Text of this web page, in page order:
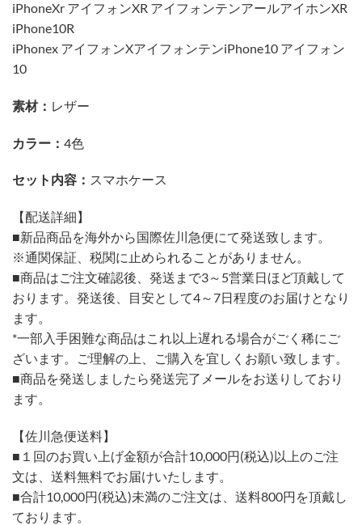
iPhoneXr アイフォンXR アイフォンテンアールアイホンXR
iPhone10R
iPhonex アイフォンXアイフォンテンiPhone10 アイフォン
10
素材： レザー
カラー： 4色
セット内容： スマホケース
【配送詳細】
■新品商品を海外から国際佐川急便にて発送致します。
※通関保証、税関に止められることがありません。
■商品はご注文確認後、発送まで3～5営業日ほど頂戴して
おります。発送後、目安として4～7日程度のお届けとなり
ます。
*一部入手困難な商品はこれ以上遅れる場合がごく稀にご
ざいます。ご理解の上、ご購入を宜しくお願い致します。
■商品を発送しましたら発送完了メールをお送りしており
ます。
【佐川急便送料】
■１回のお買い上げ金額が合計10,000円(税込)以上のご注
文は、送料無料でお届けいたします。
■合計10,000円(税込)未満のご注文は、送料800円を頂戴し
ております。